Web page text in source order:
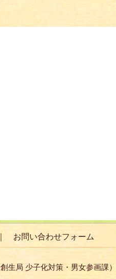
お問い合わせフォーム
生局 少子化対策・男女参画課）